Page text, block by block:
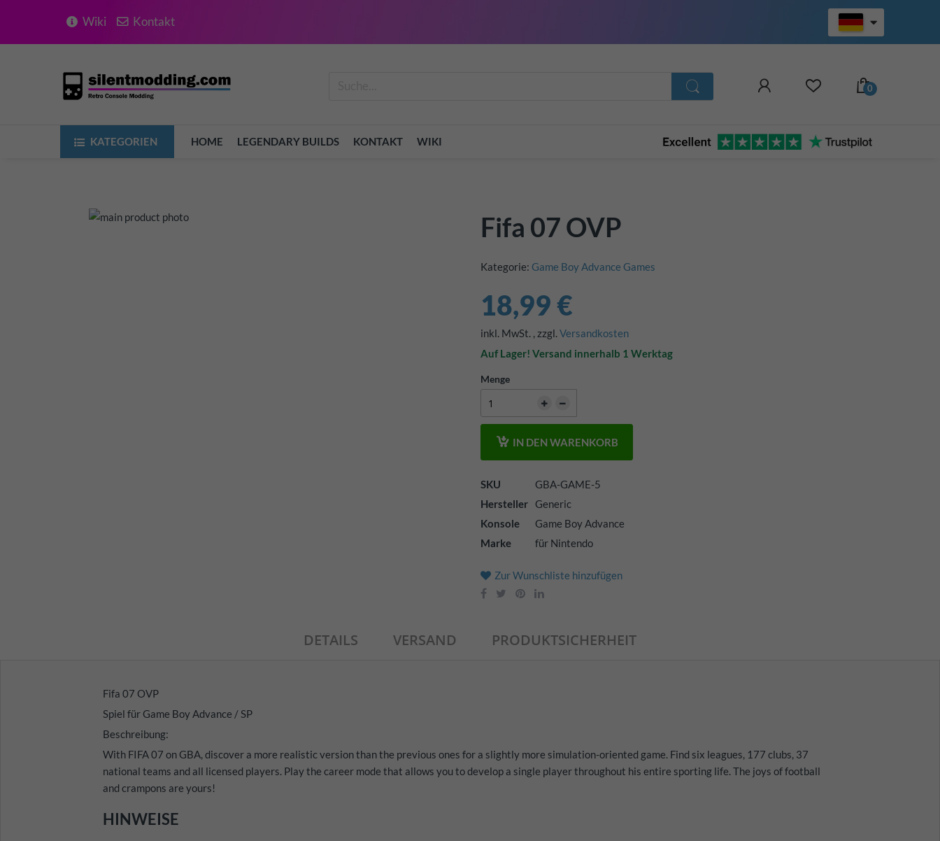
Wiki Kontakt
KATEGORIEN HOME LEGENDARY BUILDS KONTAKT WIKI
Fifa 07 OVP
Kategorie: Game Boy Advance Games
18,99 €
inkl. MwSt. , zzgl.Versandkosten
Auf Lager! Versand innerhalb 1 Werktag
Menge
IN DEN WARENKORB
SKU
GBA-GAME-5
Hersteller Generic
Konsole
Game Boy Advance
Marke
für Nintendo
Zur Wunschliste hinzufügen
DETAILS VERSAND PRODUKTSICHERHEIT
Fifa 07 OVP
Spiel für Game Boy Advance / SP
Beschreibung:
With FIFA 07 on GBA, discover a more realistic version than the previous ones for a slightly more simulation-oriented game. Find six leagues, 177 clubs, 37
national teams and all licensed players. Play the career mode that allows you to develop a single player throughout his entire sporting life. The joys of football
and crampons are yours!
HINWEISE